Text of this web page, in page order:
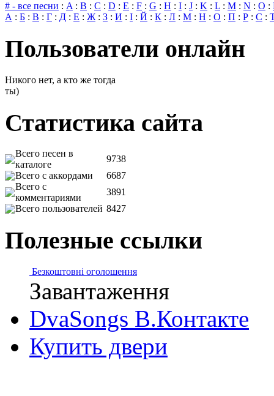
# - все песни : A: B : C : D : E : F : G : H : I : J : K : L : M : N : O :
А : Б : В : Г : Д : Е : Ж: З : И : І : Й : К : Л : М : Н : О : П : Р : С :
Пользователи онлайн
Никого нет, а кто же тогда
ты)
Статистика сайта
Всего песен в
каталоге
9738
Всего с аккордами
6687
Всего с
комментариями
3891
Всего пользователей 8427
Полезные ссылки
Безкоштовні оголошення
Завантаження
DvaSongs В.Контакте
Купить двери